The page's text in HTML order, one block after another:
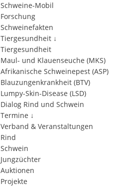
Schweine-Mobil
Forschung
Schweinefakten
Tiergesundheit ↓
Tiergesundheit
Maul- und Klauenseuche (MKS)
Afrikanische Schweinepest (ASP)
Blauzungenkrankheit (BTV)
Lumpy-Skin-Disease (LSD)
Dialog Rind und Schwein
Termine ↓
Verband & Veranstaltungen
Rind
Schwein
Jungzüchter
Auktionen
Projekte